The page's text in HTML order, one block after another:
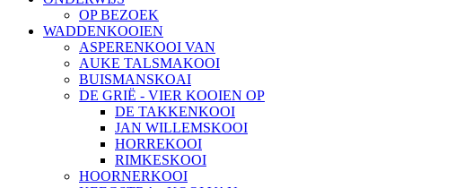
OP BEZOEK
WADDENKOOIEN
ASPERENKOOI VAN
AUKE TALSMAKOOI
BUISMANSKOAI
DE GRIË - VIER KOOIEN OP
DE TAKKENKOOI
JAN WILLEMSKOOI
HORREKOOI
RIMKESKOOI
HOORNERKOOI